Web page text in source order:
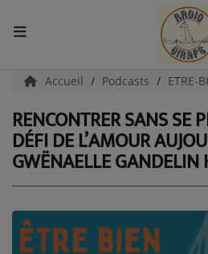
ACCUEIL
Radio
EMISSIONS
EVÈNEMENTS
Accueil Podcasts ETRE-
RENCONTRER SANS SE
DÉFI DE L’AMOUR
GWËNAELLE GANDELIN